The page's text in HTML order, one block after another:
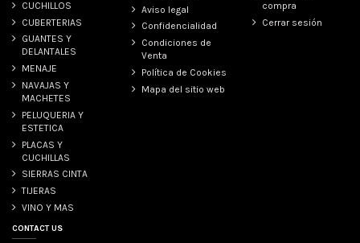
CUCHILLOS
CUBERTERIAS
GUANTES Y
DELANTALES
MENAJE
NAVAJAS Y
MACHETES
PELUQUERIA Y
ESTETICA
PLACAS Y
CUCHILLAS
SIERRAS CINTA
TIJERAS
VINO Y MAS
Aviso legal
Confidencialidad
Condiciones de
Venta
Política de Cookies
Mapa del sitio web
compra
Cerrar sesión
CONTACT US